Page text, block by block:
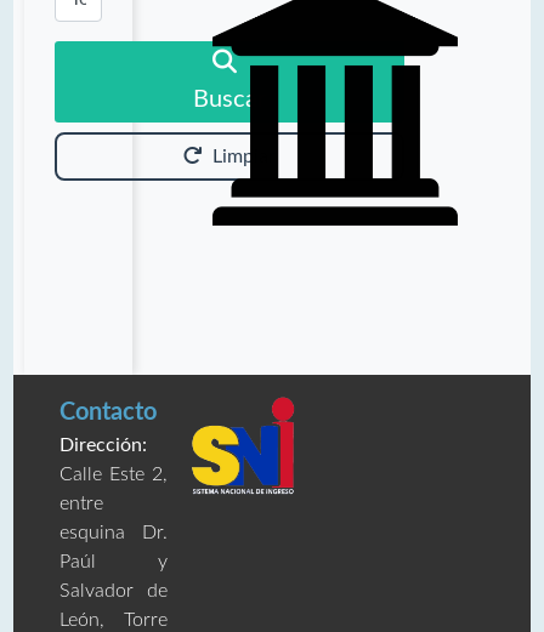
Buscar
Limpiar
Contacto
Dirección:
Calle Este 2,
entre
esquina Dr.
Paúl y
Salvador de
León, Torre